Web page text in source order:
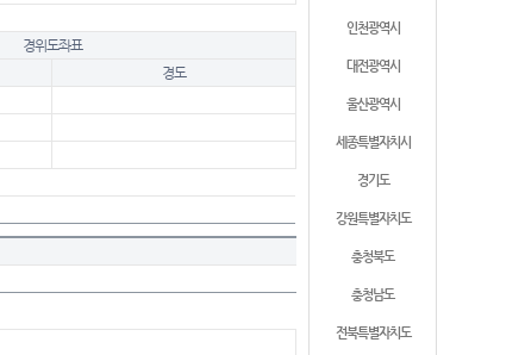
인천광역시
대전광역시
울산광역시
세종특별자치시
경기도
강원특별자치도
충청북도
충청남도
전북특별자치도
경위도좌표
경도